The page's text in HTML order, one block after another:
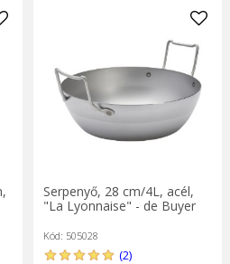
Serpenyő, 28 cm/4L, acél,
"La Lyonnaise" - de Buyer
Kód: 505028
(2)